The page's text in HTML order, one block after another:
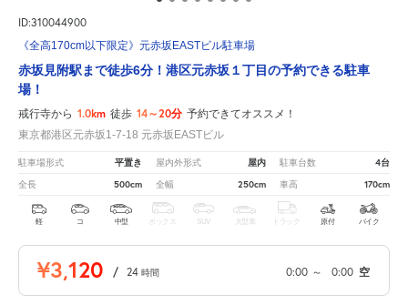
ID:310044900
《全高170cm以下限定》元赤坂EASTビル駐車場
赤坂見附駅まで徒歩6分！港区元赤坂１丁目の予約できる駐車
場！
戒行寺から 1.0km 徒歩 14～20分 予約できてオススメ！
東京都港区元赤坂1-7-18 元赤坂EASTビル
駐車場形式 平置き 屋内外形式 屋内 駐車台数 4台
全長 500cm 全幅 250cm 車高 170cm
軽 コ 中型 ボックス SUV 大型車 トラック 原付 バイク
¥3,120 / 24 時間 0:00 ～ 0:00 空